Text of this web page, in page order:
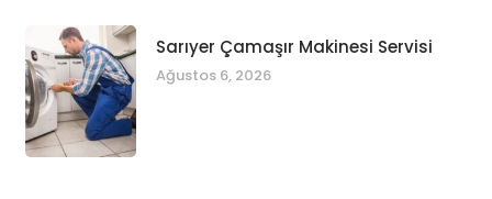
Sarıyer Çamaşır Makinesi Servisi
Ağustos 6, 2026